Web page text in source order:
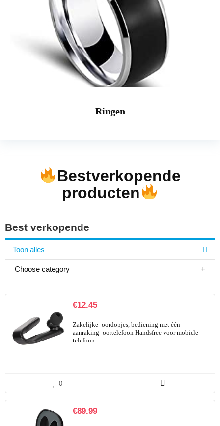
Ringen
Bestverkopende
producten
Best verkopende
Toon alles
Choose category
€12.45
Zakelijke -oordopjes, bediening met één
aanraking -oortelefoon Handsfree voor mobiele
telefoon
0
€89.99